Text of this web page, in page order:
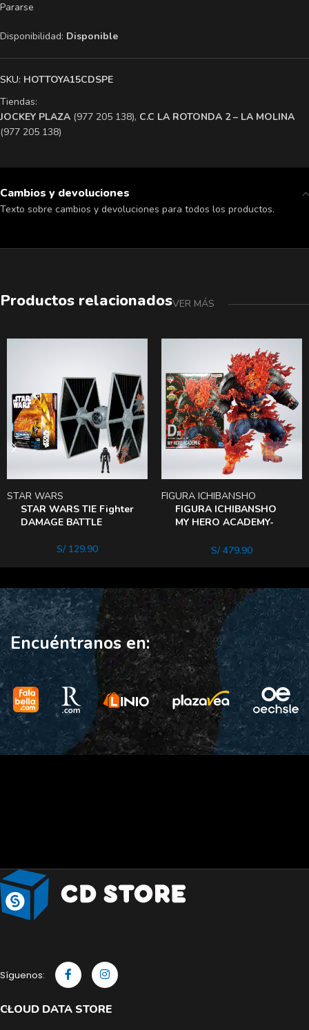
Pararse
Disponibilidad: Disponible
SKU: HOTTOYA15CDSPE
Tiendas:
​JOCKEY PLAZA (977 205 138), ​C.C LA ROTONDA 2 – LA MOLINA
(977 205 138)
Cambios y devoluciones
Texto sobre cambios y devoluciones para todos los productos.
Productos relacionadosVER MÁS
STAR WARS TIE Fighter
DAMAGE BATTLE
STAR WARS
S/129.90
FIGURA ICHIBANSHO
MY HERO ACADEMY-
FIGURA ICHIBANSHO
S/479.90
Encuéntranos en:
Síguenos:
CLOUD DATA STORE